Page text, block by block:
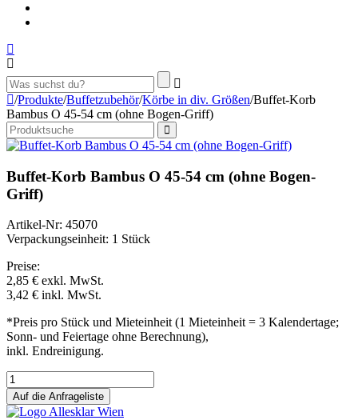
/Produkte/Buffetzubehör/Körbe in div. Größen/Buffet-Korb
Bambus O 45-54 cm (ohne Bogen-Griff)
Buffet-Korb Bambus O 45-54 cm (ohne Bogen-
Griff)
Artikel-Nr: 45070
Verpackungseinheit: 1 Stück
Preise:
2,85 € exkl. MwSt.
3,42 € inkl. MwSt.
*Preis pro Stück und Mieteinheit (1 Mieteinheit = 3 Kalendertage;
Sonn- und Feiertage ohne Berechnung),
inkl. Endreinigung.
Auf die Anfrageliste